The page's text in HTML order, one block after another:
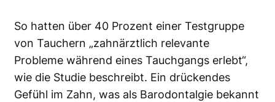
So hatten über 40 Prozent einer Testgruppe
von Tauchern „zahnärztlich relevante
Probleme während eines Tauchgangs erlebt“,
wie die Studie beschreibt. Ein drückendes
Gefühl im Zahn, was als Barodontalgie bekannt